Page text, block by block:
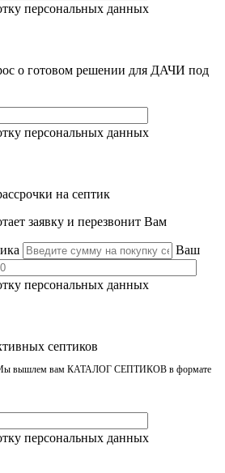
персональных данных
о готовом решении для ДАЧИ под
персональных данных
на септик
заявку и перезвонит Вам
Ваш
персональных данных
септиков
Мы вышлем вам КАТАЛОГ СЕПТИКОВ в формате
персональных данных